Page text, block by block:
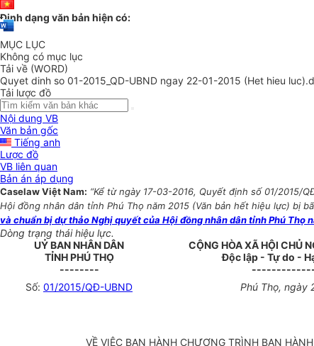
Định dạng văn bản hiện có:
MỤC LỤC
Không có mục lục
Tải về (WORD)
Quyet dinh so 01-2015_QD-UBND ngay 22-01-2015 (Het hieu
Tải lược đồ
Nội dung VB
Văn bản gốc
Tiếng anh
Lược đồ
VB liên quan
Bản án áp dụng
Caselaw Việt Nam: “Kể từ ngày 17-03-2016, Quyết định số 01/2015/
Hội đồng nhân dân tỉnh Phú Thọ năm 2015 (Văn bản hết hiệu lực) bị
và chuẩn bị dự thảo Nghị quyết của Hội đồng nhân dân tỉnh Phú Thọ
Dòng trạng thái hiệu lực.
UỶ BAN NHÂN DÂN
TỈNH PHÚ THỌ
--------
CỘNG HÒA XÃ HỘI CHỦ
Độc lập - Tự do -
Số: 01/2015/QĐ-UBND Phú Thọ, ngày
VỀ VIỆC BAN HÀNH CHƯƠNG TRÌNH BAN